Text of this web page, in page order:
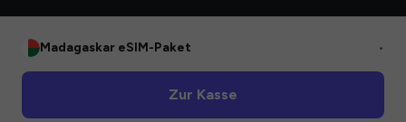
Madagaskar eSIM-Paket •
Zur Kasse